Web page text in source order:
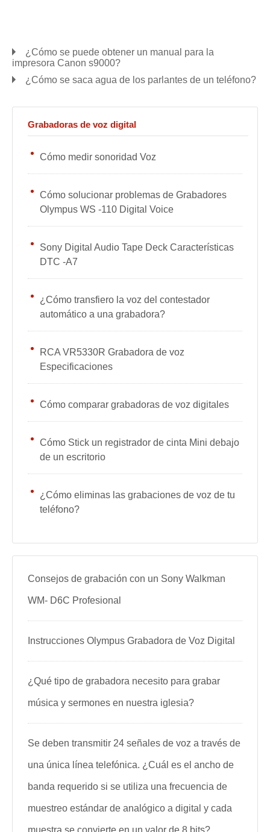
¿Cómo se puede obtener un manual para la
impresora Canon s9000?
¿Cómo se saca agua de los parlantes de un teléfono?
Grabadoras de voz digital
Cómo medir sonoridad Voz
Cómo solucionar problemas de Grabadores
Olympus WS -110 Digital Voice
Sony Digital Audio Tape Deck Características
DTC -A7
¿Cómo transfiero la voz del contestador
automático a una grabadora?
RCA VR5330R Grabadora de voz
Especificaciones
Cómo comparar grabadoras de voz digitales
Cómo Stick un registrador de cinta Mini debajo
de un escritorio
¿Cómo eliminas las grabaciones de voz de tu
teléfono?
Consejos de grabación con un Sony Walkman
WM- D6C Profesional
Instrucciones Olympus Grabadora de Voz Digital
¿Qué tipo de grabadora necesito para grabar
música y sermones en nuestra iglesia?
Se deben transmitir 24 señales de voz a través de
una única línea telefónica. ¿Cuál es el ancho de
banda requerido si se utiliza una frecuencia de
muestreo estándar de analógico a digital y cada
muestra se convierte en un valor de 8 bits?